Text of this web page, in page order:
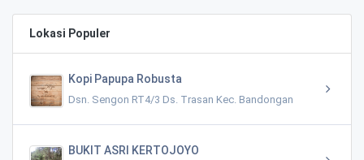
Lokasi Populer
Kopi Papupa Robusta
Dsn. Sengon RT4/3 Ds. Trasan Kec. Bandongan
BUKIT ASRI KERTOJOYO